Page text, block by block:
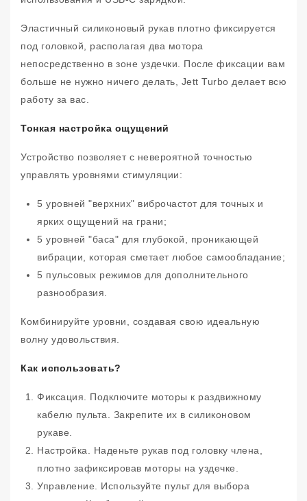
Эластичный силиконовый рукав плотно фиксируется
под головкой, располагая два мотора
непосредственно в зоне уздечки. После фиксации вам
больше не нужно ничего делать, Jett Turbo делает всю
работу за вас.
Тонкая настройка ощущений
Устройство позволяет с невероятной точностью
управлять уровнями стимуляции:
5 уровней "верхних" виброчастот для точных и
ярких ощущений на грани;
5 уровней "баса" для глубокой, проникающей
вибрации, которая сметает любое самообладание;
5 пульсовых режимов для дополнительного
разнообразия.
Комбинируйте уровни, создавая свою идеальную
волну удовольствия.
Как использовать?
Фиксация. Подключите моторы к раздвижному
кабелю пульта. Закрепите их в силиконовом
рукаве.
Настройка. Наденьте рукав под головку члена,
плотно зафиксировав моторы на уздечке.
Управление. Используйте пульт для выбора